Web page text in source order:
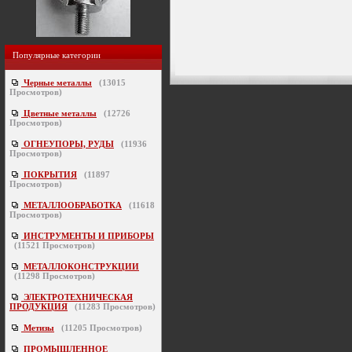
Популярные категории
Черные металлы (13015
Просмотров)
Цветные металлы (12726
Просмотров)
ОГНЕУПОРЫ, РУДЫ (11936
Просмотров)
ПОКРЫТИЯ (11897
Просмотров)
МЕТАЛЛООБРАБОТКА (11618
Просмотров)
ИНСТРУМЕНТЫ И ПРИБОРЫ
(11521 Просмотров)
МЕТАЛЛОКОНСТРУКЦИИ
(11298 Просмотров)
ЭЛЕКТРОТЕХНИЧЕСКАЯ
ПРОДУКЦИЯ
(11283 Просмотров)
Метизы (11205 Просмотров)
ПРОМЫШЛЕННОЕ